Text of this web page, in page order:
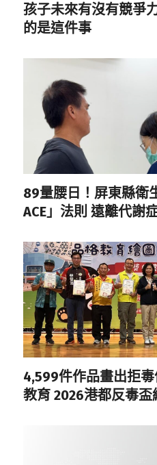
孩子未來有沒有競爭
的是這件事
89量腰日！屏東縣衛
ACE」法則 遠離代謝
4,599件作品畫出拒
教育 2026港都反毒盃